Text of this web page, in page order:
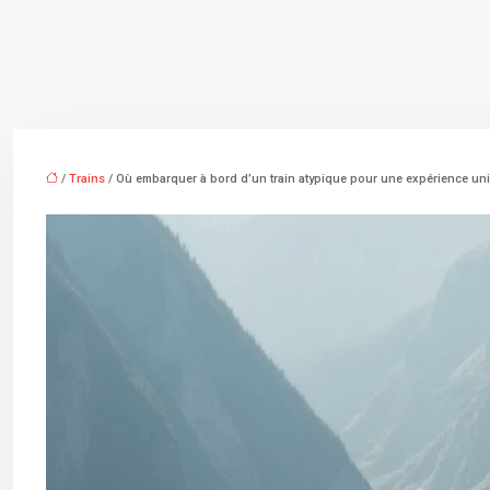
/ Trains / Où embarquer à bord d’un train atypique pour une expérience